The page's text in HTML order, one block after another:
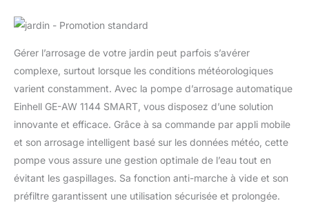
Gérer l’arrosage de votre jardin peut parfois s’avérer
complexe, surtout lorsque les conditions météorologiques
varient constamment. Avec la pompe d’arrosage automatique
Einhell GE-AW 1144 SMART, vous disposez d’une solution
innovante et efficace. Grâce à sa commande par appli mobile
et son arrosage intelligent basé sur les données météo, cette
pompe vous assure une gestion optimale de l’eau tout en
évitant les gaspillages. Sa fonction anti-marche à vide et son
préfiltre garantissent une utilisation sécurisée et prolongée.